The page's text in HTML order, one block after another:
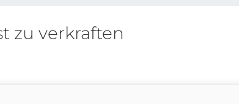
zu verkraften